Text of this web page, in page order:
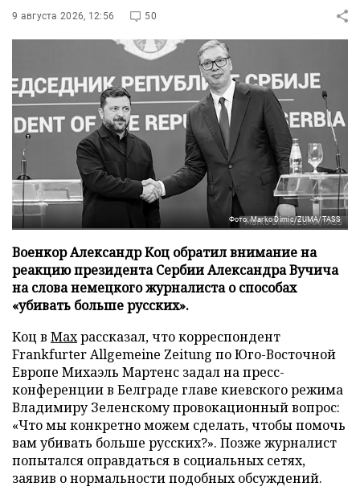
9 августа 2026, 12:56 50
Фото: Marko Dimic/ZUMA/TASS
Военкор Александр Коц обратил внимание на
реакцию президента Сербии Александра Вучича
на слова немецкого журналиста о способах
«убивать больше русских».
Коц в Махрассказал, что корреспондент
Frankfurter Allgemeine Zeitung по Юго-Восточной
Европе Михаэль Мартенс задал на пресс-
конференции в Белграде главе киевского режима
Владимиру Зеленскому провокационный вопрос:
«Что мы конкретно можем сделать, чтобы помочь
вам убивать больше русских?». Позже журналист
попытался оправдаться в социальных сетях,
заявив о нормальности подобных обсуждений.